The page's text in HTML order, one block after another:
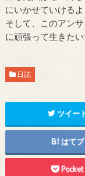
にいかせていける
そして、このアン
に頑張って生きたい
日誌
ツイー
はてブ
Pocket